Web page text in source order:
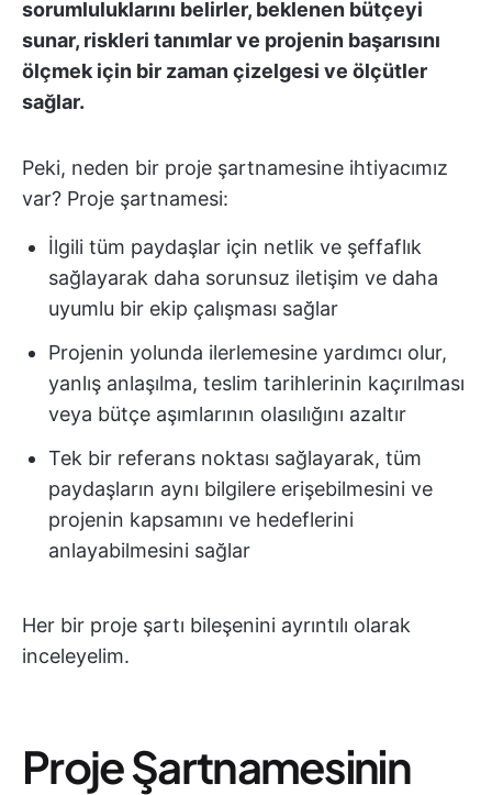
sorumluluklarını belirler, beklenen bütçeyi
sunar, riskleri tanımlar ve projenin başarısını
ölçmek için bir zaman çizelgesi ve ölçütler
sağlar.
Peki, neden bir proje şartnamesine ihtiyacımız
var? Proje şartnamesi:
İlgili tüm paydaşlar için netlik ve şeffaflık
sağlayarak daha sorunsuz iletişim ve daha
uyumlu bir ekip çalışması sağlar
Projenin yolunda ilerlemesine yardımcı olur,
yanlış anlaşılma, teslim tarihlerinin kaçırılması
veya bütçe aşımlarının olasılığını azaltır
Tek bir referans noktası sağlayarak, tüm
paydaşların aynı bilgilere erişebilmesini ve
projenin kapsamını ve hedeflerini
anlayabilmesini sağlar
Her bir proje şartı bileşenini ayrıntılı olarak
inceleyelim.
Proje Şartnamesinin